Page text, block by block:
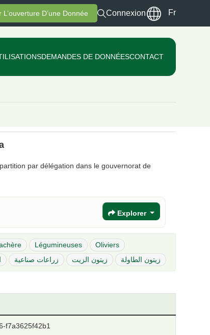
D’une Donnée Connexion Fr
DEMANDES DE DONNÉESCONTACT
par délégation dans le gouvernorat de
Explorer
Légumineuses
Oliviers
زراعات صناعية زيتون الزيت زيتون الطاولة
f7a3625f42b1